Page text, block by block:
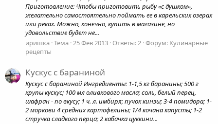
Приготовление: Чтобы приготовить рыбу «с душком»,
желательно самостоятельно поймать ее в карельских озерах
или реках. Можно, конечно, купить в магазине, но
удовольствие будет не...
иришка Тема 25 Фев 2013 Ответы: 2 Форум: Кулинарные
рецепты
Кускус с бараниной
Кускус с бараниной Ингредиенты: 1-1,5 кг баранины; 500 г
крупы кускус; 100 мл оливкового масла; соль, белый перец,
шафран - по вкусу; 1 ч. л. имбиря; пучок кинзы; 3-4 помидора; 1-
2 моркови 4 средних картофелины; 1/4 кочана капусты; 1-2
стручка сладкого перца; 2 кабачка цуккини...